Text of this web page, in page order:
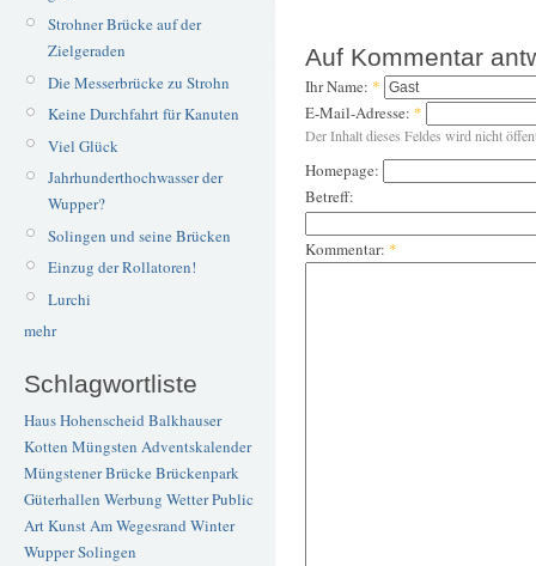
Strohner Brücke auf der
Zielgeraden
Die Messerbrücke zu Strohn
Keine Durchfahrt für Kanuten
Viel Glück
Jahrhunderthochwasser der
Wupper?
Solingen und seine Brücken
Einzug der Rollatoren!
Lurchi
mehr
Schlagwortliste
Haus Hohenscheid Balkhauser
Kotten Müngsten Adventskalender
Müngstener BrückeBrückenpark
Güterhallen Werbung WetterPublic
ArtKunstAm Wegesrand Winter
WupperSolingen
Auf Kommentar
Ihr Name: *
E-Mail-Adresse: *
Der Inhalt dieses Feldes wird nicht
Homepage:
Betreff:
Kommentar: *